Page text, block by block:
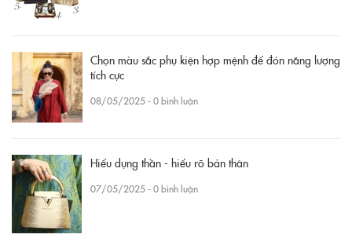
Chọn màu sắc phụ kiện hợp mệnh để đón năng lượng
tích cực
08/05/2025 - 0 bình luận
Hiểu dụng thần - hiểu rõ bản thân
07/05/2025 - 0 bình luận